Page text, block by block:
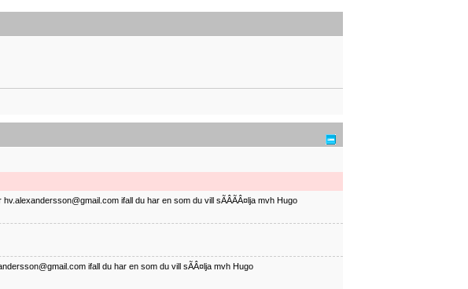
hv.alexandersson@gmail.com ifall du har en som du vill sÃÂÃÂ¤lja mvh Hugo
ifall du har en som du vill sÃÂ¤lja mvh Hugo